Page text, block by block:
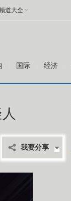
道大全
国际 经济
我要分享